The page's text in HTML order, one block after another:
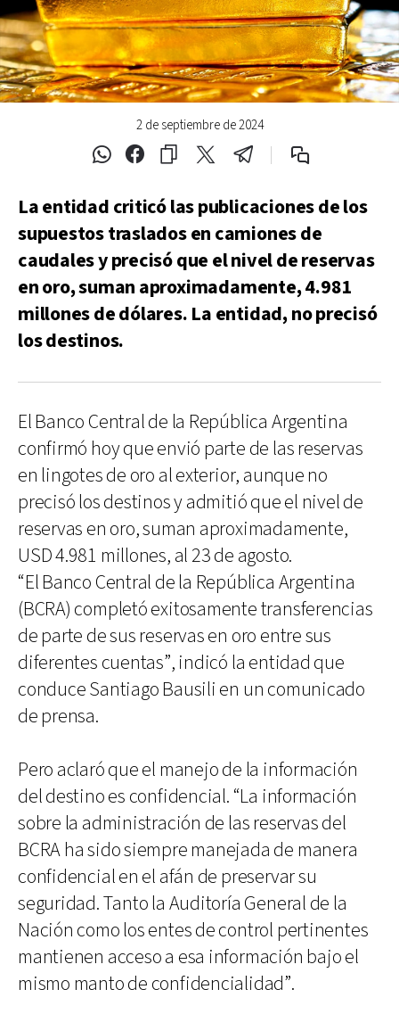
2 de septiembre de 2024
La entidad criticó las publicaciones de los
supuestos traslados en camiones de
caudales y precisó que el nivel de reservas
en oro, suman aproximadamente, 4.981
millones de dólares. La entidad, no precisó
los destinos.
El Banco Central de la República Argentina
confirmó hoy que envió parte de las reservas
en lingotes de oro al exterior, aunque no
precisó los destinos y admitió que el nivel de
reservas en oro, suman aproximadamente,
USD 4.981 millones, al 23 de agosto.
“El Banco Central de la República Argentina
(BCRA) completó exitosamente transferencias
de parte de sus reservas en oro entre sus
diferentes cuentas”, indicó la entidad que
conduce Santiago Bausili en un comunicado
de prensa.
Pero aclaró que el manejo de la información
del destino es confidencial. “La información
sobre la administración de las reservas del
BCRA ha sido siempre manejada de manera
confidencial en el afán de preservar su
seguridad. Tanto la Auditoría General de la
Nación como los entes de control pertinentes
mantienen acceso a esa información bajo el
mismo manto de confidencialidad”.